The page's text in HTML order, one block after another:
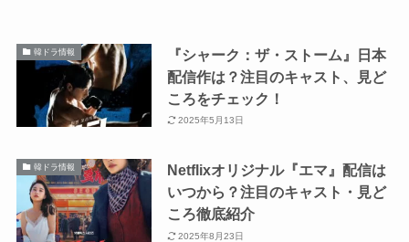
韓ドラ情報
『シャーク：ザ・ストーム』日本
配信作は？注目のキャスト、見ど
ころをチェック！
2025年5月13日
韓ドラ情報
Netflixオリジナル『エマ』配信は
いつから？注目のキャスト・見ど
ころ徹底紹介
2025年8月23日